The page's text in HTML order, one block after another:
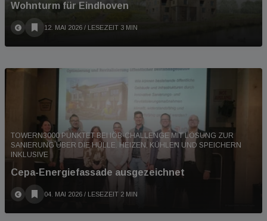
Wohnturm für Eindhoven
12. MAI 2026 / LESEZEIT 3 MIN
TOWERN3000 PUNKTET BEI IÖB-CHALLENGE MIT LÖSUNG ZUR
SANIERUNG ÜBER DIE HÜLLE. HEIZEN, KÜHLEN UND SPEICHERN
INKLUSIVE
Cepa-Energiefassade ausgezeichnet
04. MAI 2026 / LESEZEIT 2 MIN